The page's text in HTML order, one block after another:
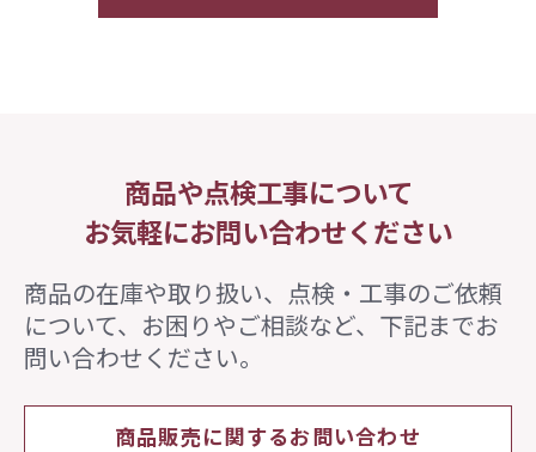
商品や点検工事について
お気軽にお問い合わせください
商品の在庫や取り扱い、点検・工事のご依頼
について、 お困りやご相談など、下記までお
問い合わせください。
商品販売に関するお問い合わせ